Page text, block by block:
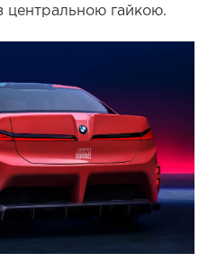
центральною гайкою.